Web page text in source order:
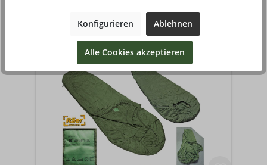
Stück ab 189
€
1 Variante verfügbar
Konfigurieren Ablehnen
Alle Cookies akzeptieren